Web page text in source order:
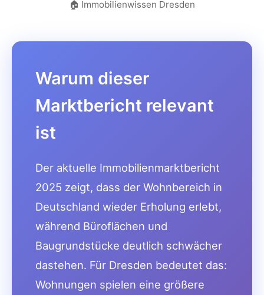
🏠 Immobilienwissen Dresden
Warum dieser
Marktbericht relevant
ist
Der aktuelle Immobilienmarktbericht
2025 zeigt, dass der Wohnbereich in
Deutschland wieder Erholung erlebt,
während Büroflächen und
Baugrundstücke deutlich schwächer
dastehen. Für Dresden bedeutet das:
Wohnungen spielen eine größere